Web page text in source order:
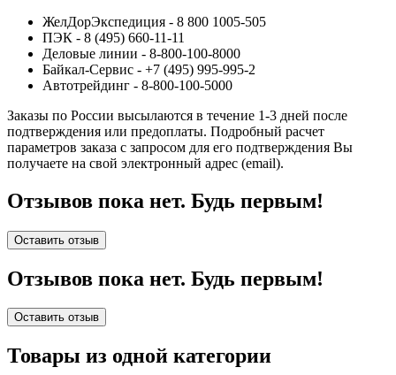
ЖелДорЭкспедиция - 8 800 1005-505
ПЭК - 8 (495) 660-11-11
Деловые линии - 8-800-100-8000
Байкал-Сервис - +7 (495) 995-995-2
Автотрейдинг - 8-800-100-5000
Заказы по России высылаются в течение 1-3 дней после
подтверждения или предоплаты. Подробный расчет
параметров заказа с запросом для его подтверждения Вы
получаете на свой электронный адрес (email).
Отзывов пока нет. Будь первым!
Оставить отзыв
Отзывов пока нет. Будь первым!
Оставить отзыв
Товары из одной категории